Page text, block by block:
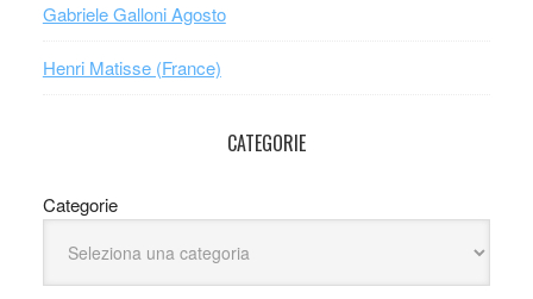
Gabriele Galloni Agosto
Henri Matisse (France)
CATEGORIE
Categorie